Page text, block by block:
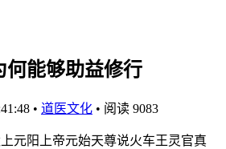
何能够助益修行
• 道医文化 • 阅读 9083
元阳上帝元始天尊说火车王灵官真